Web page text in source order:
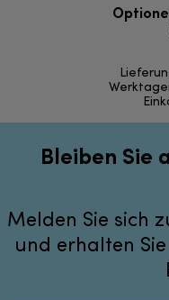
Bleiben Sie
Melden Sie sich
und erhalten